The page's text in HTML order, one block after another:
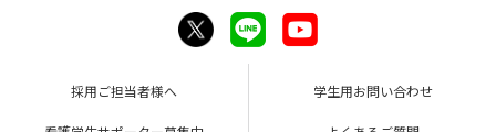
採用ご担当者様へ 学生用お問い合わせ